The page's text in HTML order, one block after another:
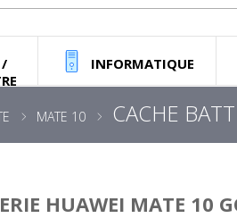
/
INFORMATIQUE
MATE 10 CACHE
HUAWEI MATE 10